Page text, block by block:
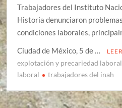
Trabajadores del Instituto
Historia denunciaron
condiciones laborales,
Ciudad de México, 5 de …
explotación y precariedad laboral
laboral
trabajadores del inah